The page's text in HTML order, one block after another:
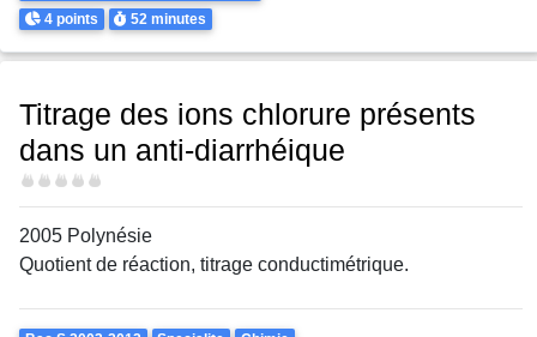
Points
4 points Durée
52 minutes
Titrage des ions chlorure présents
dans un anti-diarrhéique
Difficulté
2005 Polynésie
Quotient de réaction, titrage conductimétrique.